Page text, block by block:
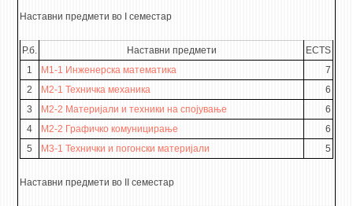
Наставни предмети во I семестар
Р.б. Наставни предмети
ECTS
1
M1-1 Инженерска математика
7
2
M2-1 Техничка механика
6
3
M2-2 Материјали и техники на спојување
6
4
M2-2 Графичко комуницирање
6
5
M3-1 Технички и погонски материјали 5
Наставни предмети во II семестар